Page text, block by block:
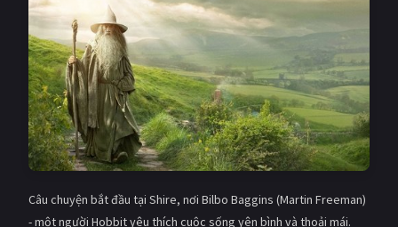
PHIM BỘ
PHIM LẺ
PHIM CHIẾU RẠP
TUYỂN TẬP PHIM
BLOG
Câu chuyện bắt đầu tại Shire, nơi Bilbo Baggins (Martin Freeman)
- một người Hobbit yêu thích cuộc sống yên bình và thoải mái.